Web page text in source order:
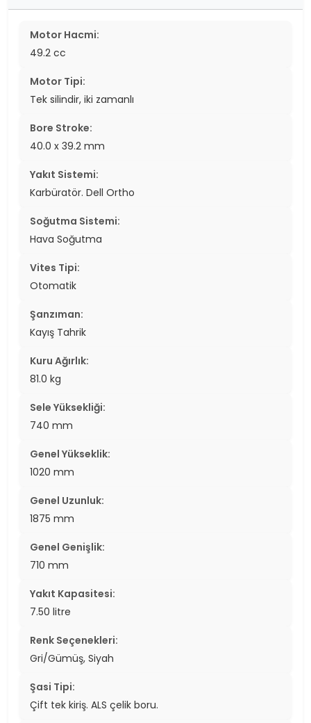
Motor Hacmi:
49.2 cc
Motor Tipi:
Tek silindir, iki zamanlı
Bore Stroke:
40.0 x 39.2 mm
Yakıt Sistemi:
Karbüratör. Dell Ortho
Soğutma Sistemi:
Hava Soğutma
Vites Tipi:
Otomatik
Şanzıman:
Kayış Tahrik
Kuru Ağırlık:
81.0 kg
Sele Yüksekliği:
740 mm
Genel Yükseklik:
1020 mm
Genel Uzunluk:
1875 mm
Genel Genişlik:
710 mm
Yakıt Kapasitesi:
7.50 litre
Renk Seçenekleri:
Gri/Gümüş, Siyah
Şasi Tipi:
Çift tek kiriş. ALS çelik boru.